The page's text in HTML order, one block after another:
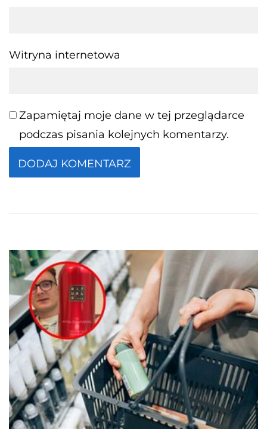
Witryna internetowa
Zapamiętaj moje dane w tej przeglądarce
podczas pisania kolejnych komentarzy.